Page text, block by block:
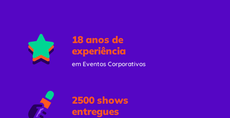
18 anos de
experiência
em Eventos Corporativos
2500 shows
entregues